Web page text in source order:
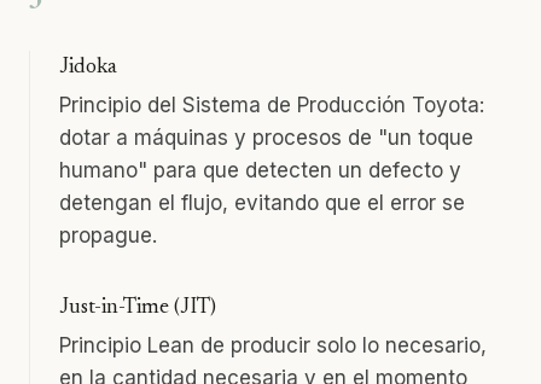
Jidoka
Principio del Sistema de Producción Toyota:
dotar a máquinas y procesos de "un toque
humano" para que detecten un defecto y
detengan el flujo, evitando que el error se
propague.
Just-in-Time (JIT)
Principio Lean de producir solo lo necesario,
en la cantidad necesaria y en el momento